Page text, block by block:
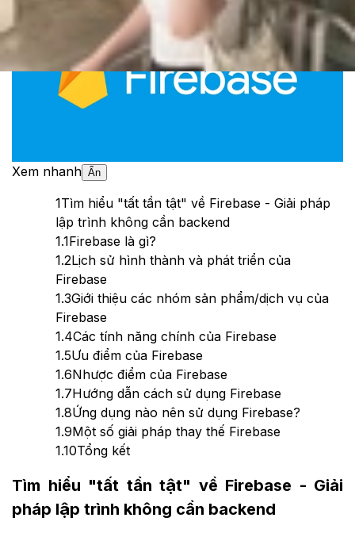
Xem nhanh Ẩn
1Tìm hiểu "tất tần tật" về Firebase - Giải pháp
lập trình không cần backend
1.1Firebase là gì?
1.2Lịch sử hình thành và phát triển của
Firebase
1.3Giới thiệu các nhóm sản phẩm/dịch vụ của
Firebase
1.4Các tính năng chính của Firebase
1.5Ưu điểm của Firebase
1.6Nhược điểm của Firebase
1.7Hướng dẫn cách sử dụng Firebase
1.8Ứng dụng nào nên sử dụng Firebase?
1.9Một số giải pháp thay thế Firebase
1.10Tổng kết
Tìm hiểu "tất tần tật" về Firebase - Giải
pháp lập trình không cần backend